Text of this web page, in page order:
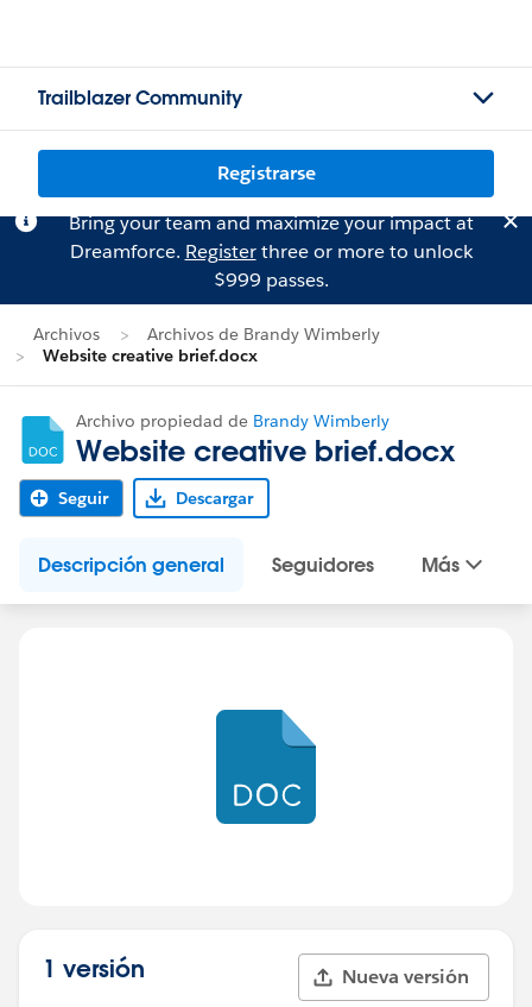
Trailblazer Community
Registrarse
Bring your team and maximize your impact at
Dreamforce. Registerthree or more to unlock
$999 passes.
Archivos
Archivos de Brandy Wimberly
Website creative brief.docx
Archivo propiedad de Brandy Wimberly
Website creative brief.docx
Seguir Descargar
Descripción general Seguidores Más
1 versión Nueva versión